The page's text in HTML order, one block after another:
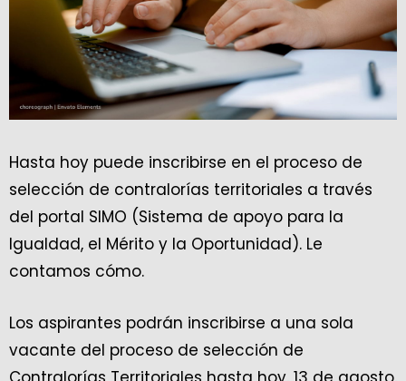
Hasta hoy puede inscribirse en el proceso de
selección de contralorías territoriales a través
del portal SIMO (Sistema de apoyo para la
Igualdad, el Mérito y la Oportunidad). Le
contamos cómo.
Los aspirantes podrán inscribirse a una sola
vacante del proceso de selección de